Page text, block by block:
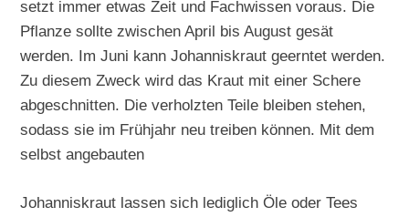
setzt immer etwas Zeit und Fachwissen voraus. Die
Pflanze sollte zwischen April bis August gesät
werden. Im Juni kann Johanniskraut geerntet werden.
Zu diesem Zweck wird das Kraut mit einer Schere
abgeschnitten. Die verholzten Teile bleiben stehen,
sodass sie im Frühjahr neu treiben können. Mit dem
selbst angebauten
Johanniskraut lassen sich lediglich Öle oder Tees